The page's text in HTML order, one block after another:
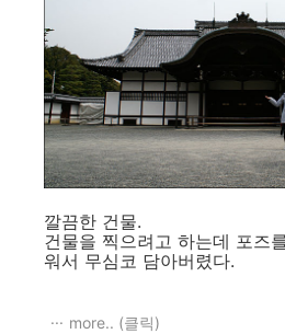
깔끔한 건물.
건물을 찍으려고 하는데 포즈
워서 무심코 담아버렸다.
more.. (클릭)